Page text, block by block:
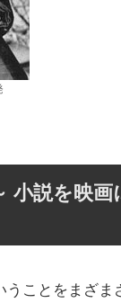
小説を映
ことをまざま